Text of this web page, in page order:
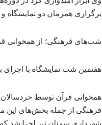
برگزاری همزمان دو نمایشگاه
شب‌های فرهنگی؛ از همخوانی
هفتمین شب نمایشگاه با اجرای
همخوانی قرآن توسط
فرهنگی از جمله بخش‌های این
شهرداری سمنان نیز اجرا شد که